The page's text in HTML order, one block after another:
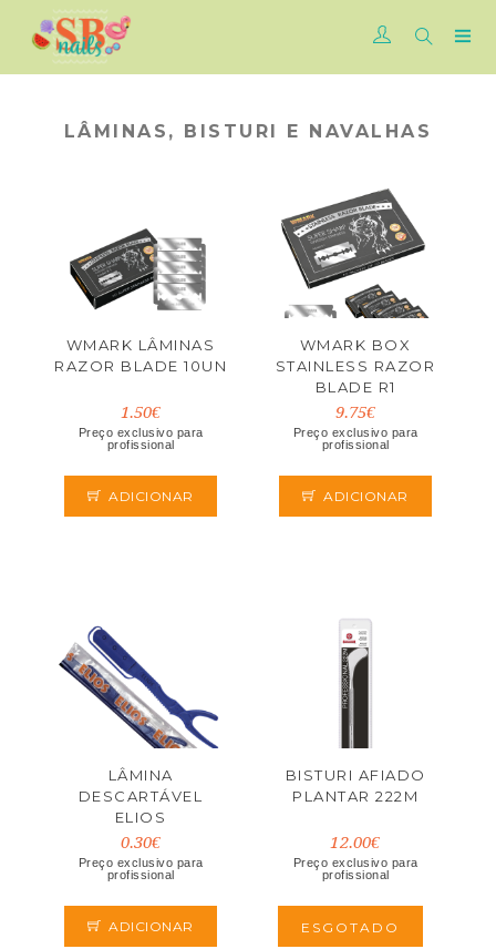
LÂMINAS, BISTURI E NAVALHAS
WMARK LÂMINAS
RAZOR BLADE 10UN
1.50€
Preço exclusivo para
profissional
ADICIONAR
WMARK BOX
STAINLESS RAZOR
BLADE R1
9.75€
Preço exclusivo para
profissional
ADICIONAR
LÂMINA
DESCARTÁVEL
ELIOS
0.30€
Preço exclusivo para
profissional
ADICIONAR
BISTURI AFIADO
PLANTAR 222M
12.00€
Preço exclusivo para
profissional
ESGOTADO